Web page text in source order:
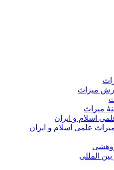
میراث
میراث
اسلام و ایران
علمی اسلام و ایران
المللی